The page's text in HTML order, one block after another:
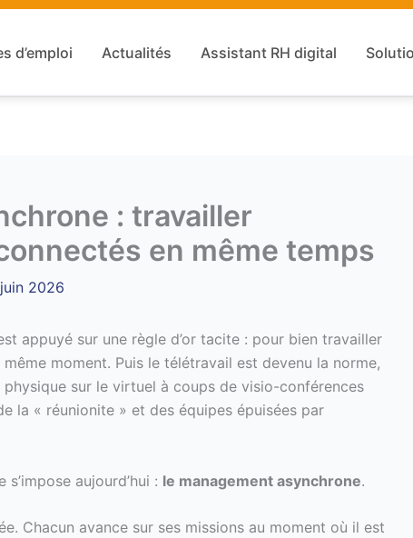
d’emploi Actualités Assistant RH digital
: travailler
en même temps
2026
appuyé sur une règle d’or tacite : pour bien travailler
moment. Puis le télétravail est devenu la norme,
sur le virtuel à coups de visio-conférences
la « réunionite » et des équipes épuisées par
aujourd’hui : le management asynchrone.
Chacun avance sur ses missions au moment où il est